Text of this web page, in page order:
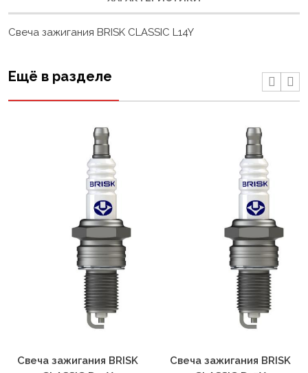
Свеча зажигания BRISK CLASSIC L14Y
CLASSIC D15Y
CLASSIC D17Y